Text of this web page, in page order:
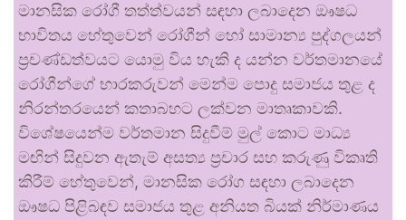
මානසික රෝගී තත්ත්වයන් සඳහා ලබාදෙන ඖෂධ
භාවිතය හේතුවෙන් රෝගීන් හෝ සාමාන්‍ය පුද්ගලයන්
ප්‍රචණ්ඩත්වයට යොමු විය හැකි ද යන්න වර්තමානයේ
රෝගීන්ගේ භාරකරුවන් මෙන්ම පොදු සමාජය තුළ ද
නිරන්තරයෙන් කතාබහට ලක්වන මාතෘකාවකි.
විශේෂයෙන්ම වර්තමාන සිදුවීම් මුල් කොට මාධ්‍ය
මඟින් සිදුවන ඇතැම් අසත්‍ය ප්‍රචාර සහ කරුණු විකෘති
කිරීම් හේතුවෙන්, මානසික රෝග සඳහා ලබාදෙන
ඖෂධ පිළිබඳව සමාජය තුළ අනියත බියක් නිර්මාණය